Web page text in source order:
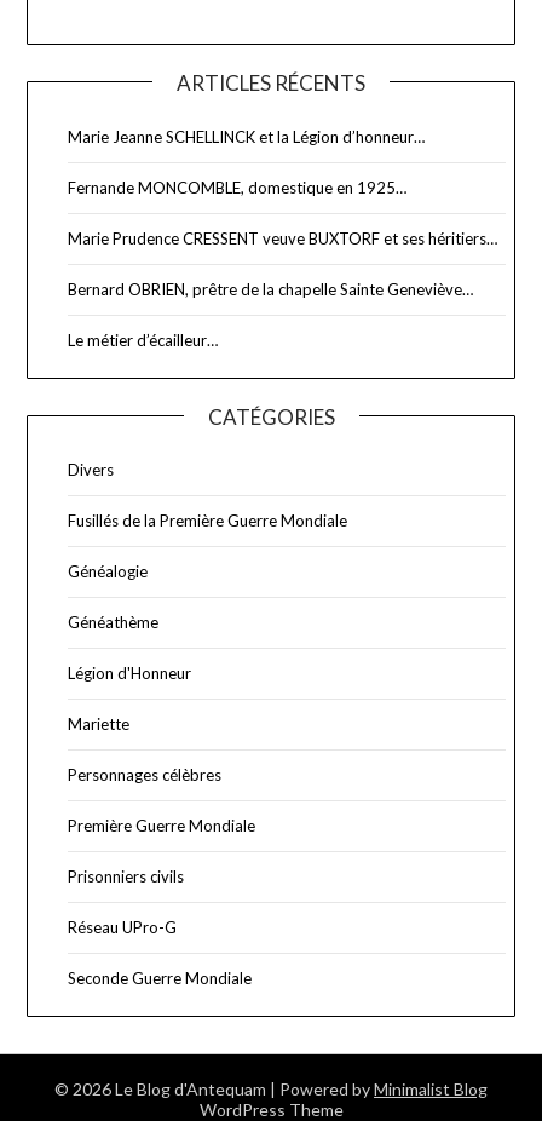
ARTICLES RÉCENTS
Marie Jeanne SCHELLINCK et la Légion d’honneur…
Fernande MONCOMBLE, domestique en 1925…
Marie Prudence CRESSENT veuve BUXTORF et ses héritiers…
Bernard OBRIEN, prêtre de la chapelle Sainte Geneviève…
Le métier d’écailleur…
CATÉGORIES
Divers
Fusillés de la Première Guerre Mondiale
Généalogie
Généathème
Légion d'Honneur
Mariette
Personnages célèbres
Première Guerre Mondiale
Prisonniers civils
Réseau UPro-G
Seconde Guerre Mondiale
© 2026 Le Blog d'Antequam | Powered byMinimalist Blog
WordPress Theme